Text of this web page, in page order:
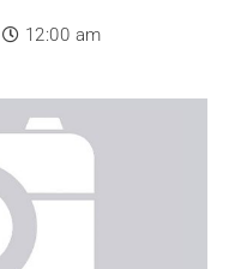
12:00 am